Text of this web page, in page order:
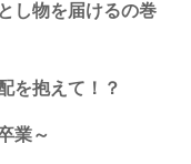
し物を届けるの巻
を抱えて！？
業～